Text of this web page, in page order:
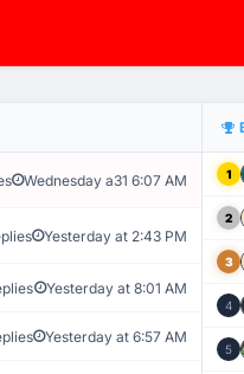
THỐNG GIÁM SÁT TỰ
Wednesday a31 6:07 AM
Yesterday at 2:43 PM
Yesterday at 8:01 AM
Yesterday at 6:57 AM
1
2
3
4
5